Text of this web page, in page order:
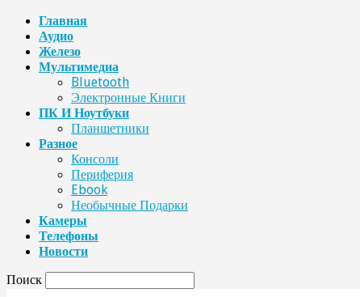
Главная
Аудио
Железо
Мультимедиа
Bluetooth
Электронные Книги
ПК И Ноутбуки
Планшетники
Разное
Консоли
Периферия
Ebook
Необычные Подарки
Камеры
Телефоны
Новости
Поиск